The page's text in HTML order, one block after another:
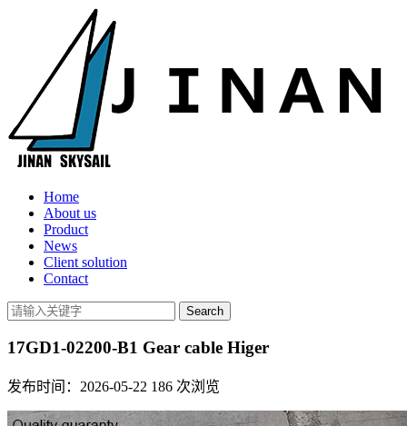
Home
About us
Product
News
Client solution
Contact
17GD1-02200-B1 Gear cable Higer
发布时间：2026-05-22 186 次浏览